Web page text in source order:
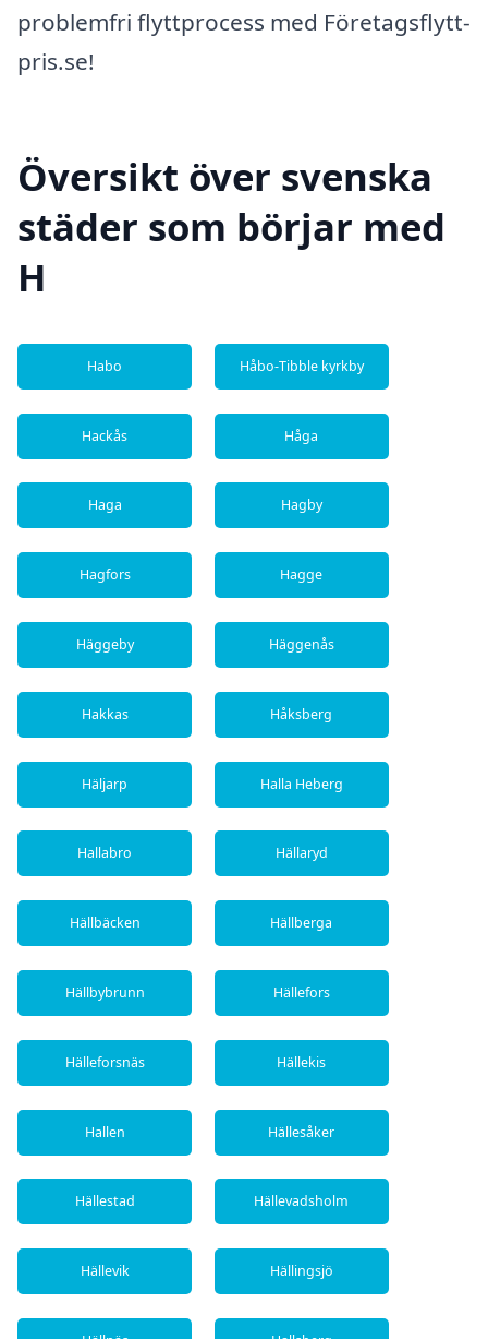
problemfri flyttprocess med Företagsflytt-
pris.se!
Översikt över svenska
städer som börjar med
H
Habo Håbo-Tibble kyrkby
Hackås Håga
Haga Hagby
Hagfors Hagge
Häggeby Häggenås
Hakkas Håksberg
Häljarp Halla Heberg
Hallabro Hällaryd
Hällbäcken Hällberga
Hällbybrunn Hällefors
Hälleforsnäs Hällekis
Hallen Hällesåker
Hällestad Hällevadsholm
Hällevik Hällingsjö